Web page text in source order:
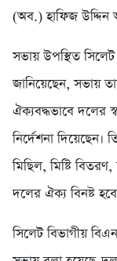
(অব.) হাফিজ উদ্দিন
সভায় উপস্থিত
জানিয়েছেন, সভায়
ঐক্যবদ্ধভাবে দলের
নির্দেশনা
মিছিল, মিষ্টি
দলের ঐক্য বিনষ্ট
সিলেট বিভাগীয়